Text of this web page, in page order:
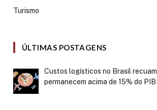
Turismo
ÚLTIMAS POSTAGENS
Custos logísticos no Brasil
permanecem acima de 15% do PIB